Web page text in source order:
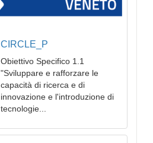
CIRCLE_P
Obiettivo Specifico 1.1
"Sviluppare e rafforzare le
capacità di ricerca e di
innovazione e l'introduzione di
tecnologie...